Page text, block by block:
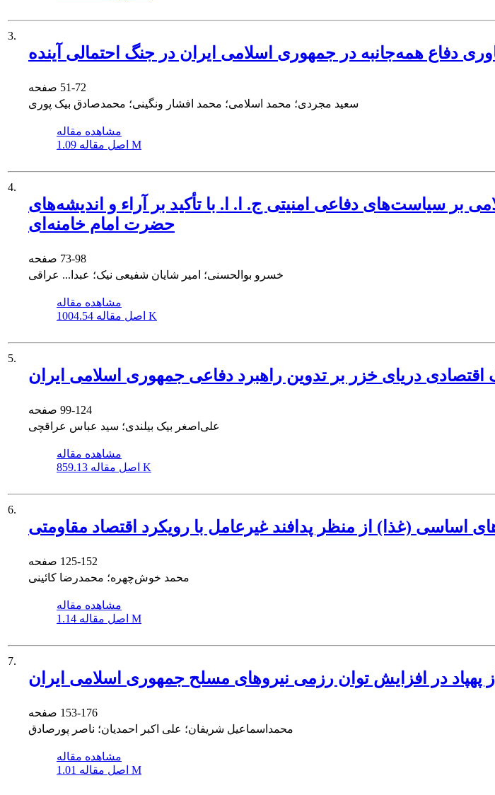
3.
دفاع همه‌جانبه در جمهوری اسلامی ایران در جنگ احتمالی آینده
51-72
سعید مجردی؛ محمد اسلامی؛ محمد افشار ونگینی؛ محمدصادق بیک پوری
مشاهده مقاله
اصل مقاله 1.09 M
4.
بر سیاست‌های دفاعی امنیتی ج. ا. ا. با تأکید بر آراء و اندیشه‌های
حضرت امام خامنه‌ای
73-98
خسرو بوالحسنی؛ امیر شایان شفیعی نیک؛ عبدا... عراقی
مشاهده مقاله
اصل مقاله 1004.54 K
5.
اقتصادی دریای خزر بر تدوین راهبرد دفاعی جمهوری اسلامی ایران
99-124
علی‌‌اصغر بیک بیلندی؛ سید عباس عراقچی
مشاهده مقاله
اصل مقاله 859.13 K
6.
اساسی (غذا) از منظر پدافند غیرعامل با رویکرد اقتصاد مقاومتی
125-152
محمد خوش‌چهره؛ محمدرضا کائینی
مشاهده مقاله
اصل مقاله 1.14 M
7.
پهپاد در افزایش توان رزمی نیروهای مسلح جمهوری اسلامی ایران
153-176
محمداسماعیل شریفان؛ علی اکبر احمدیان؛ ناصر پورصادق
مشاهده مقاله
اصل مقاله 1.01 M